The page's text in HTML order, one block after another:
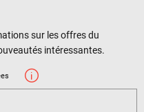
sur les offres du
intéressantes.